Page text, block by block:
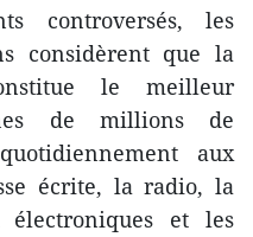
controversés, les
considèrent que la
le meilleur
de millions de
aux
écrite, la radio, la
et les